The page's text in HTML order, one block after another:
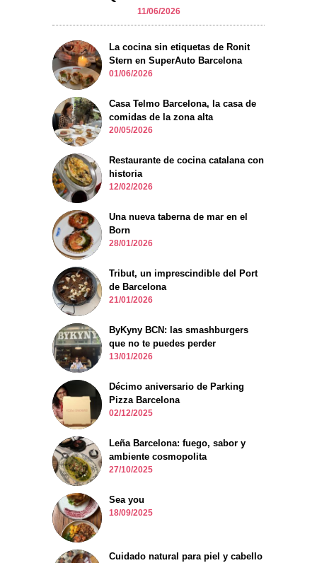
11/06/2026
La cocina sin etiquetas de Ronit
Stern en SuperAuto Barcelona
01/06/2026
Casa Telmo Barcelona, la casa de
comidas de la zona alta
20/05/2026
Restaurante de cocina catalana con
historia
12/02/2026
Una nueva taberna de mar en el
Born
28/01/2026
Tribut, un imprescindible del Port
de Barcelona
21/01/2026
ByKyny BCN: las smashburgers
que no te puedes perder
13/01/2026
Décimo aniversario de Parking
Pizza Barcelona
02/12/2025
Leña Barcelona: fuego, sabor y
ambiente cosmopolita
27/10/2025
Sea you
18/09/2025
Cuidado natural para piel y cabello